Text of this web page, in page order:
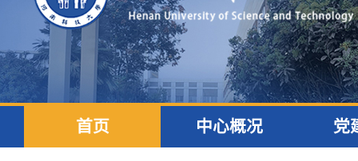
首页 中心概况 党